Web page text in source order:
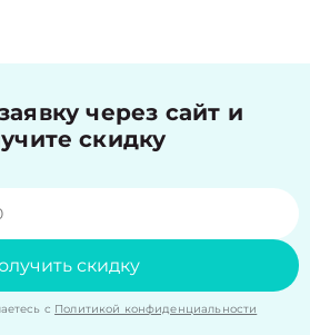
через сайт и
скидку
скидку
с Политикой конфиденциальности